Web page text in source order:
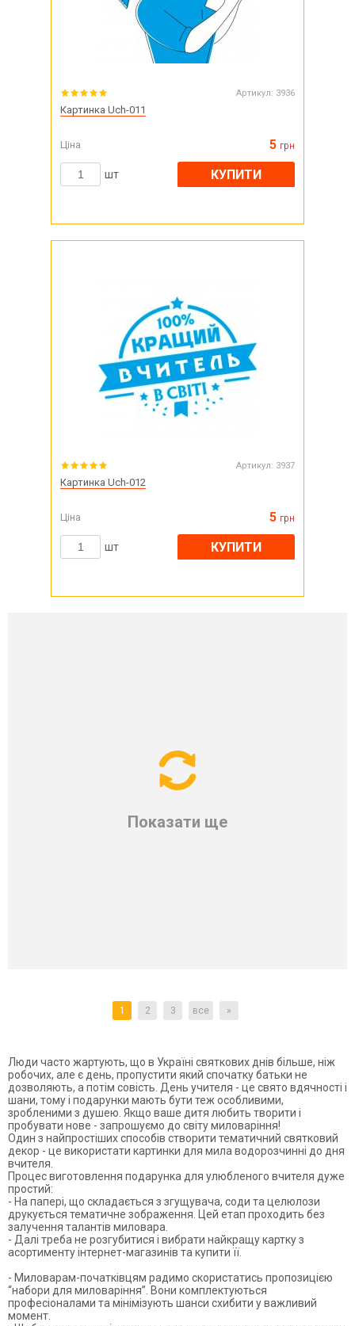
Артикул: 3936
Картинка Uch-011
Ціна 5 грн
шт КУПИТИ
Артикул: 3937
Картинка Uch-012
Ціна 5 грн
шт КУПИТИ
Показати ще
1 2 3 все »
Люди часто жартують, що в Україні святкових днів більше, ніж
робочих, але є день, пропустити який спочатку батьки не
дозволяють, а потім совість. День учителя - це свято вдячності і
шани, тому і подарунки мають бути теж особливими,
зробленими з душею. Якщо ваше дитя любить творити і
пробувати нове - запрошуємо до світу миловаріння!
Один з найпростіших способів створити тематичний святковий
декор - це використати картинки для мила водорозчинні до дня
вчителя.
Процес виготовлення подарунка для улюбленого вчителя дуже
простий:
- На папері, що складається з згущувача, соди та целюлози
друкується тематичне зображення. Цей етап проходить без
залучення талантів миловара.
- Далі треба не розгубитися і вибрати найкращу картку з
асортиментуінтернет-магазинів та купити її.
- Миловарам-початківцям радимо скористатись пропозицією
“набори для миловаріння”. Вони комплектуються
професіоналами та мінімізують шанси схибити у важливий
момент.